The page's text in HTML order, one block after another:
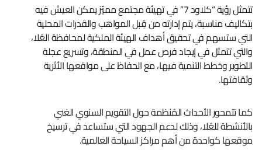
تتمثل رؤية “كلاود 7” في تهيئة مجتمع مميّز يمكن العيش فيه
بتكاليف مناسبة، يتم إدارته من قِبل المواهب والقدرات المحلية
التي ستسهم في تحقيق أهداف الهيئة الملكية لمحافظة العُلا،
والتي تتمثل في إيجاد فرص عمل في المنطقة، وتسريع عجلة
التطوير وخطط التنمية فيها، مع الحفاظ على مواقعها الأثرية
وثقافتها.
كما تتمحور الأحداث المُنظمة حول التقويم السنوي الغني
بالأنشطة للعُلا، وذلك لدعم الجهود التي ستساعد في ترسيخ
موقعها كواحدة من أهم مراكز السياحة العالمية.